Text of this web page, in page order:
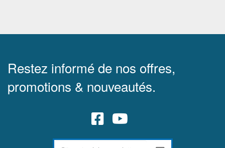
Restez informé de nos offres,
promotions & nouveautés.